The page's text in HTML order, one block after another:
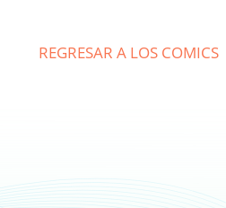
REGRESAR A LOS COMICS